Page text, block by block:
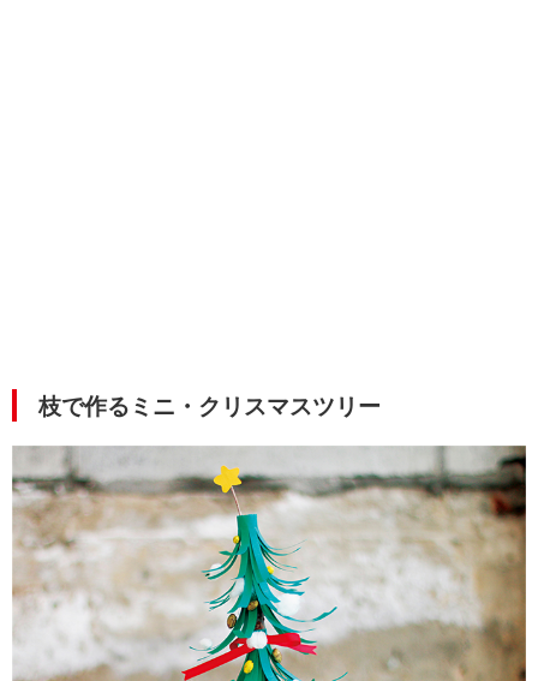
枝で作るミニ・クリスマスツリー